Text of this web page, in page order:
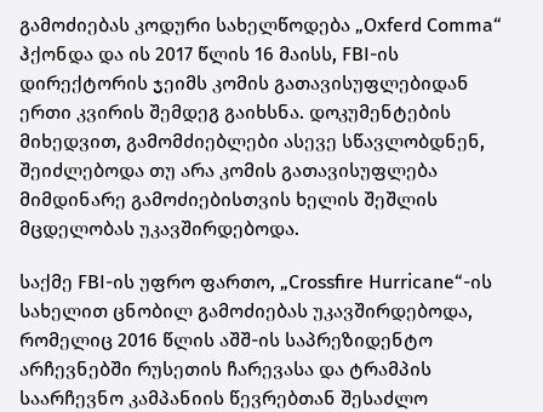
გამოძიებას კოდური სახელწოდება „Oxferd Comma“
ჰქონდა და ის 2017 წლის 16 მაისს, FBI-ის
დირექტორის ჯეიმს კომის გათავისუფლებიდან
ერთი კვირის შემდეგ გაიხსნა. დოკუმენტების
მიხედვით, გამომძიებლები ასევე სწავლობდნენ,
შეიძლებოდა თუ არა კომის გათავისუფლება
მიმდინარე გამოძიებისთვის ხელის შეშლის
მცდელობას უკავშირდებოდა.
საქმე FBI-ის უფრო ფართო, „Crossfire Hurricane“-ის
სახელით ცნობილ გამოძიებას უკავშირდებოდა,
რომელიც 2016 წლის აშშ-ის საპრეზიდენტო
არჩევნებში რუსეთის ჩარევასა და ტრამპის
საარჩევნო კამპანიის წევრებთან შესაძლო